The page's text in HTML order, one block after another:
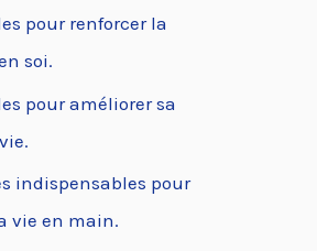
pour renforcer la
soi.
pour améliorer sa
indispensables pour
vie en main.